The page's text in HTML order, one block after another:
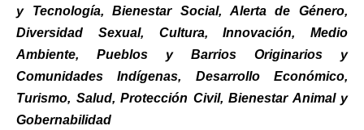
y Tecnología, Bienestar Social, Alerta de Género,
Diversidad Sexual, Cultura, Innovación, Medio
Ambiente, Pueblos y Barrios Originarios y
Comunidades Indígenas, Desarrollo Económico,
Turismo, Salud, Protección Civil, Bienestar Animal y
Gobernabilidad